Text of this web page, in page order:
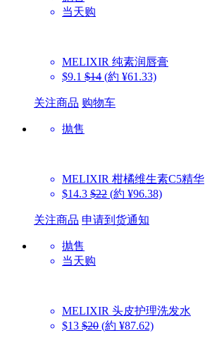
当天购
MELIXIR 纯素润唇膏
$9.1 $14 (約 ¥61.33)
关注商品 购物车
抛售
MELIXIR 柑橘维生素C5精华
$14.3 $22 (約 ¥96.38)
关注商品 申请到货通知
抛售
当天购
MELIXIR 头皮护理洗发水
$13 $20 (約 ¥87.62)